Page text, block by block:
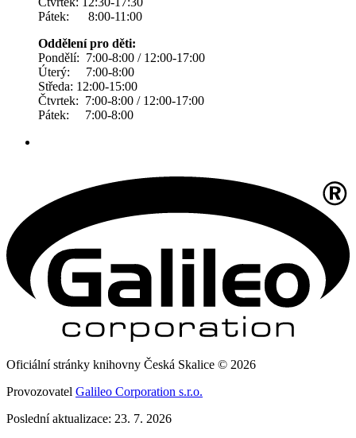
Pátek: 8:00-11:00
Oddělení pro děti:
Pondělí: 7:00-8:00 / 12:00-17:00
Úterý: 7:00-8:00
Středa: 12:00-15:00
Čtvrtek: 7:00-8:00 / 12:00-17:00
Pátek: 7:00-8:00
Oficiální stránky knihovny Česká Skalice © 2026
Provozovatel Galileo Corporation s.r.o.
Poslední aktualizace: 23. 7. 2026